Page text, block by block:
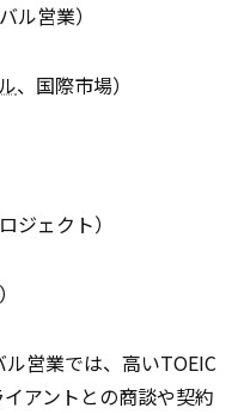
ル営業）
、国際市場）
ジェクト）
）
営業では、高いTOEIC
アントとの商談や契約